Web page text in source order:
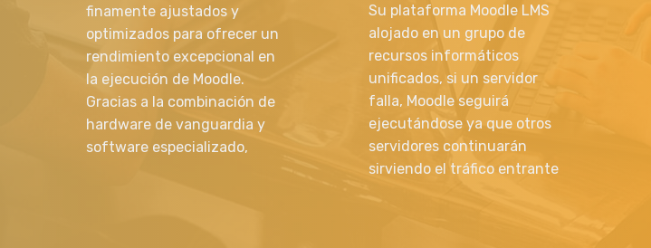
finamente ajustados y
optimizados para ofrecer un
rendimiento excepcional en
la ejecución de Moodle.
Gracias a la combinación de
hardware de vanguardia y
software especializado,
Su plataforma Moodle LMS
alojado en un grupo de
recursos informáticos
unificados, si un servidor
falla, Moodle seguirá
ejecutándose ya que otros
servidores continuarán
sirviendo el tráfico entrante